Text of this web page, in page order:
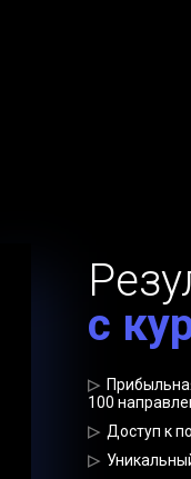
с
▷
100
▷ Доступ к
▷